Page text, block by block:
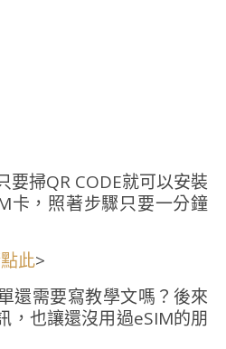
要掃QR CODE就可以安裝
卡，照著步驟只要一分鐘
此>
還需要寫教學文嗎？後來
，也讓還沒用過eSIM的朋